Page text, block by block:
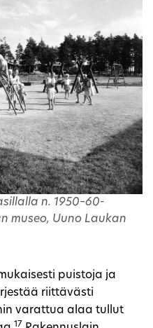
n. 1950–60-
museo, Uuno Laukan
puistoja ja
riittävästi
varattua alaa tullut
17